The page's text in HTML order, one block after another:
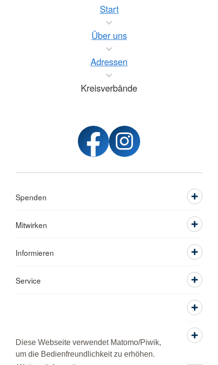
Diese Webseite verwendet Matomo/Piwik,
um die Bedienfreundlichkeit zu erhöhen.
Start
Über uns
Adressen
Kreisverbände
Spenden
Mitwirken
Informieren
Service